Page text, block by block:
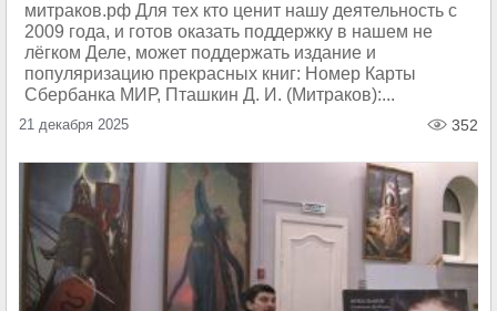
митраков.рф Для тех кто ценит нашу деятельность с
2009 года, и готов оказать поддержку в нашем не
лёгком Деле, может поддержать издание и
популяризацию прекрасных книг: Номер Карты
Сбербанка МИР, Пташкин Д. И. (Митраков):...
21 декабря 2025 352